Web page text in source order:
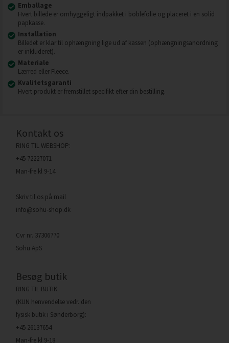
Emballage
Hvert billede er omhyggeligt indpakket i boblefolie og placeret i en solid
papkasse.
Installation
Billedet er klar til ophængning lige ud af kassen (ophængningsanordning
er inkluderet).
Materiale
Lærred eller Fleece.
Kvalitetsgaranti
Hvert produkt er fremstillet specifikt efter din bestilling.
Kontakt os
RING TIL WEBSHOP:
+45 72227071
Man-fre kl 9-14
Skriv til os på mail
info@sohu-shop.dk
Cvr nr. 37306770
Sohu ApS
Besøg butik
RING TIL BUTIK
(KUN henvendelse vedr. den
fysisk butik i Sønderborg):
+45 26137654
Man-fre kl 9-18